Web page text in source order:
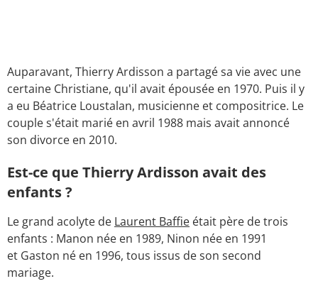
Auparavant, Thierry Ardisson a partagé sa vie avec une
certaine Christiane, qu'il avait épousée en 1970. Puis il y
a eu Béatrice Loustalan, musicienne et compositrice. Le
couple s'était marié en avril 1988 mais avait annoncé
son divorce en 2010.
Est-ce que Thierry Ardisson avait des
enfants ?
Le grand acolyte de Laurent Baffie était père de trois
enfants : Manon née en 1989, Ninon née en 1991
et Gaston né en 1996, tous issus de son second
mariage.